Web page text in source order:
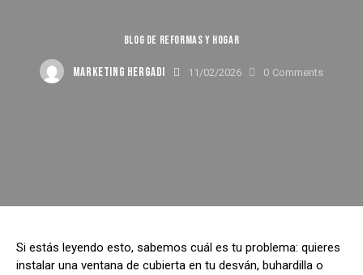
BLOG DE REFORMAS Y HOGAR
MARKETING HERGADI 11/02/2026 0 Comments
Si estás leyendo esto, sabemos cuál es tu problema: quieres
instalar una ventana de cubierta en tu desván, buhardilla o